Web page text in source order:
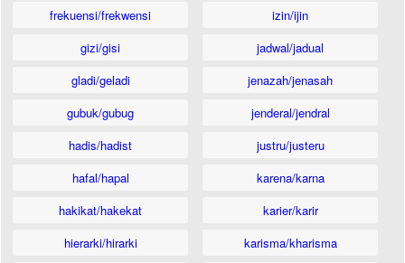
frekuensi/frekwensi
gizi/gisi
gladi/geladi
gubuk/gubug
hadis/hadist
hafal/hapal
hakikat/hakekat
hierarki/hirarki
izin/ijin
jadwal/jadual
jenazah/jenasah
jenderal/jendral
justru/justeru
karena/karna
karier/karir
karisma/kharisma